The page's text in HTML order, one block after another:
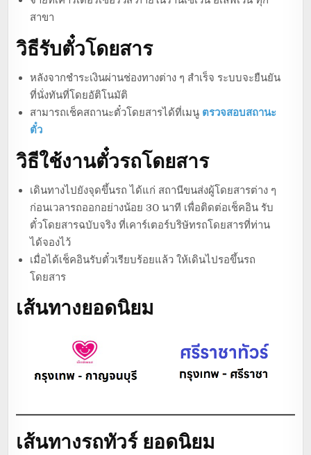
สาขา
วิธีรับตั๋วโดยสาร
หลังจากชำระเงินผ่านช่องทางต่าง ๆ สำเร็จ ระบบจะยืนยัน
ที่นั่งทันที่โดยอัติโนมัติ
สามารถเช็คสถานะตั๋วโดยสารได้ที่เมนู ตรวจสอบสถานะ
ตั๋ว
วิธีใช้งานตั๋วรถโดยสาร
เดินทางไปยังจุดขึ้นรถ ได้แก่ สถานีขนส่งผู้โดยสารต่าง ๆ
ก่อนเวลารถออกอย่างน้อย 30 นาที เพื่อติดต่อเช็คอิน รับ
ตั๋วโดยสารฉบับจริง ที่เคาร์เตอร์บริษัทรถโดยสารที่ท่าน
ได้จองไว้
เมื่อได้เช็คอินรับตั๋วเรียบร้อยแล้ว ให้เดินไปรอขึ้นรถ
โดยสาร
เส้นทางยอดนิยม
เส้นทางรถทัวร์ ยอดนิยม